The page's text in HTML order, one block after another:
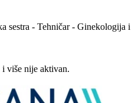
sestra - Tehničar - Ginekologija i
više nije aktivan.